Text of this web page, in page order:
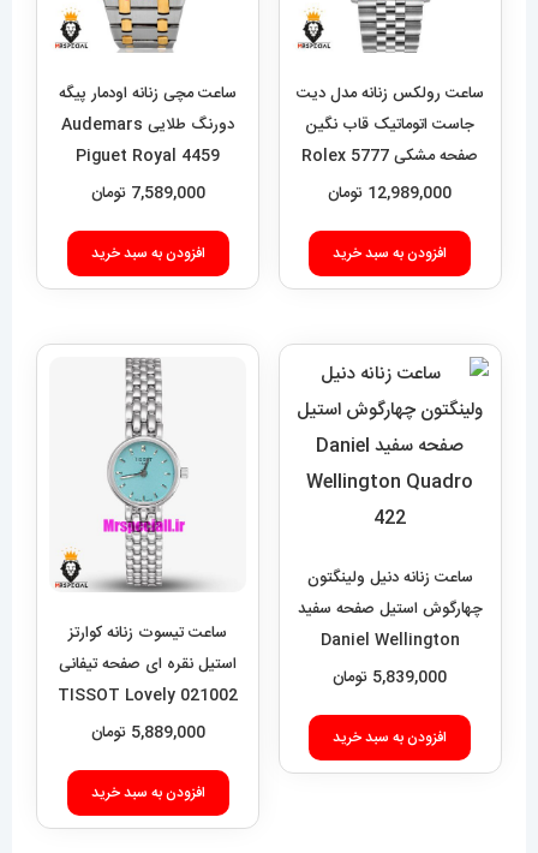
ساعت رولکس زنانه مدل دیت
جاست اتوماتیک قاب نگین
صفحه مشکی 5777 Rolex
Datejust
12,989,000 تومان
افزودن به سبد خرید
ساعت مچی زنانه اودمار پیگه
دورنگ طلایی Audemars
Piguet Royal 4459
7,589,000 تومان
افزودن به سبد خرید
ساعت زنانه دنیل ولینگتون
چهارگوش استیل صفحه سفید
Daniel Wellington
Quadro 422
5,839,000 تومان
افزودن به سبد خرید
ساعت تیسوت زنانه کوارتز
استیل نقره ای صفحه تیفانی
021002 TISSOT Lovely
5,889,000 تومان
افزودن به سبد خرید